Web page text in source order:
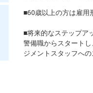
■60歳以上の方は雇用
■将来的なステップア
警備職からスタート
ジメントスタッフへの